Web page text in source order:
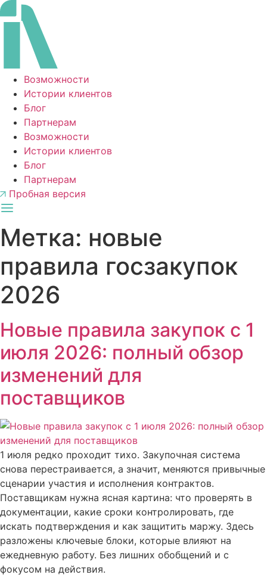
Перейти
к
содержимому
Возможности
Истории клиентов
Блог
Партнерам
Возможности
Истории клиентов
Блог
Партнерам
Пробная версия
Метка: новые
правила госзакупок
2026
Новые правила закупок с 1
июля 2026: полный обзор
изменений для
поставщиков
1 июля редко проходит тихо. Закупочная система
снова перестраивается, а значит, меняются привычные
сценарии участия и исполнения контрактов.
Поставщикам нужна ясная картина: что проверять в
документации, какие сроки контролировать, где
искать подтверждения и как защитить маржу. Здесь
разложены ключевые блоки, которые влияют на
ежедневную работу. Без лишних обобщений и с
фокусом на действия.